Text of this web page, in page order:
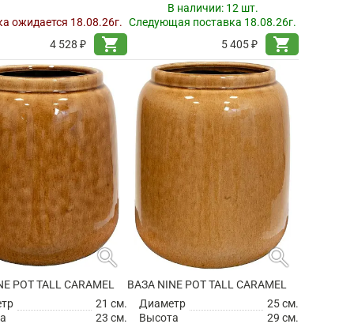
ожидается 18.08.26г.
4 528 ₽
shopping_cart
В наличии: 12 шт.
Следующая поставка 18.08.26г.
5 405 ₽
shopping_cart
search
POT TALL CARAMEL
21 см.
23 см.
search
ВАЗА NINE POT TALL CARAMEL
Диаметр
25 см.
Высота
29 см.